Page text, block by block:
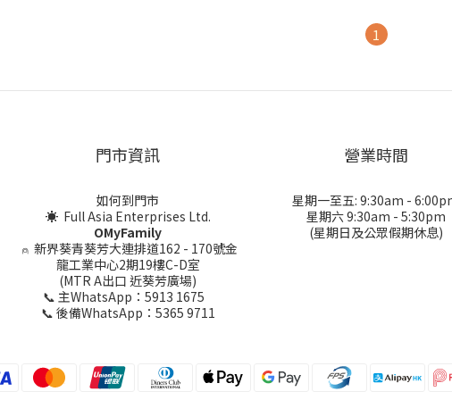
1
門市資訊
如何到門市
☀ Full Asia Enterprises Ltd.
OMyFamily
⍝ 新界葵青葵芳大連排道162 - 170號金
龍工業中心2期19樓C-D室
(MTR A出口 近葵芳廣場)
📞 主WhatsApp：5913 1675
📞 後備WhatsApp：5365 9711
營業時間
星期一至五: 9:30am -
星期六 9:30am - 5:30pm
(星期日及公眾假期休息)